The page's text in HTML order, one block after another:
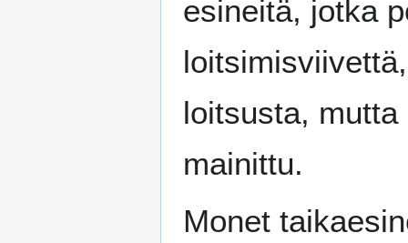
esineitä, jotka
loitsusta,
mainittu.
Monet